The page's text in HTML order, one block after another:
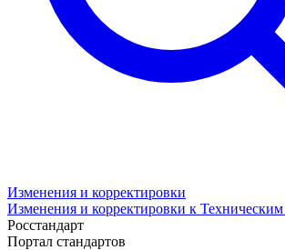
Изменения и корректировки
Изменения и корректировки к Техническим
Росстандарт
Портал стандартов